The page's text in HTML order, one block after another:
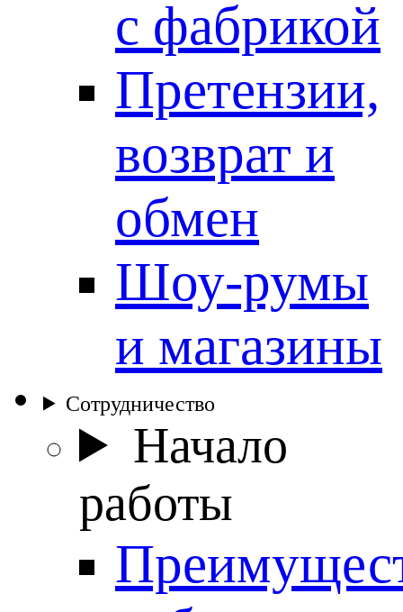
с фабрикой
Претензии,
возврат и
обмен
Шоу-румы
и магазины
Сотрудничество
Начало
работы